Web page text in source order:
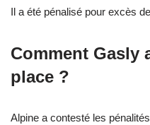
Il a été pénalisé pour excès
Comment Gasly
place ?
Alpine a contesté les